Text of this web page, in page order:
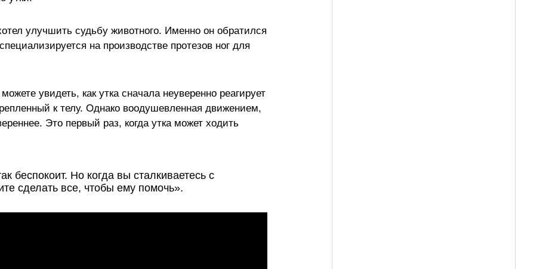
улучшить судьбу животного. Именно он обратился
на производстве протезов ног для
увидеть, как утка сначала неуверенно реагирует
к телу. Однако воодушевленная движением,
Это первый раз, когда утка может ходить
беспокоит. Но когда вы сталкиваетесь с
сделать все, чтобы ему помочь».